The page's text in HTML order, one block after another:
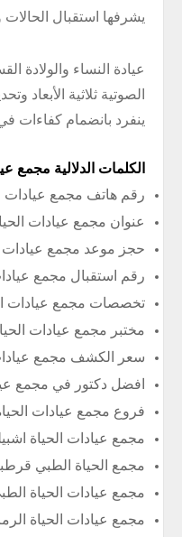
يشرفها استقبال
عيادة النساء والولادة
الصوتية ثلاثية الأبعاد
ينفرد بانضمام كفاءات
الكلمات الدلالية مجمع
رقم هاتف مجمع عيادات
عنوان مجمع عيادات
حجز موعد مجمع عيادات
رقم استقبال مجمع
تخصصات مجمع عيادات
مختبر مجمع عيادات
سعر الكشف مجمع
افضل دكتور في مجمع
فروع مجمع عيادات
مجمع عيادات الحياة
مجمع الحياة الطبي
مجمع عيادات الحياة
مجمع عيادات الحياة